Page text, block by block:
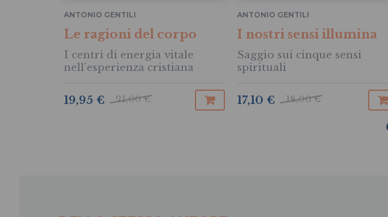
ANTONIO GENTILI
Le ragioni del corpo
I centri di energia vitale
nell'esperienza cristiana
21,00 €
19,95 €
ANTONIO GENTILI
I nostri sensi illumina
Saggio sui cinque sensi
spirituali
18,00 €
17,10 €